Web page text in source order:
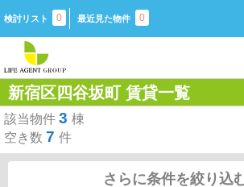
検討リスト 0 最近見た物件 0
新宿区四谷坂町 賃貸一覧
該当物件 3 棟
空き数 7 件
さらに条件を絞り込